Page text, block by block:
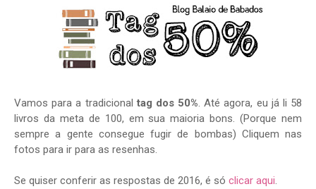
Vamos para a tradicional tag dos 50%. Até agora, eu já li 58
livros da meta de 100, em sua maioria bons. (Porque nem
sempre a gente consegue fugir de bombas) Cliquem nas
fotos para ir para as resenhas.
Se quiser conferir as respostas de 2016, é só clicar aqui.